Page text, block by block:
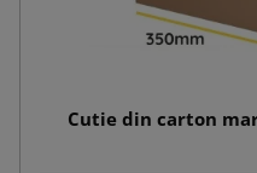
Cutie din carton